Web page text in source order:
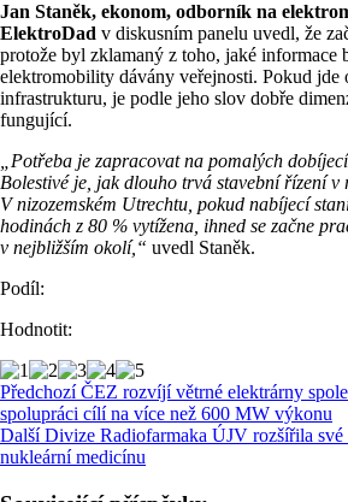
Jan Staněk, ekonom, odborník na
ElektroDad v diskusním panelu uvedl, že
protože byl zklamaný z toho, jaké informace
elektromobility dávány veřejnosti. Pokud jde
infrastrukturu, je podle jeho slov dobře
fungující.
„Potřeba je zapracovat na pomalých
Bolestivé je, jak dlouho trvá stavební řízení v
V nizozemském Utrechtu, pokud nabíjecí
hodinách z 80 % vytížena, ihned se začne
v nejbližším okolí,“ uvedl Staněk.
Podíl:
Hodnotit:
Předchozí ČEZ rozvíjí větrné elektrárny
spolupráci cílí na více než 600 MW výkonu
Další Divize Radiofarmaka ÚJV rozšířila
nukleární medicínu